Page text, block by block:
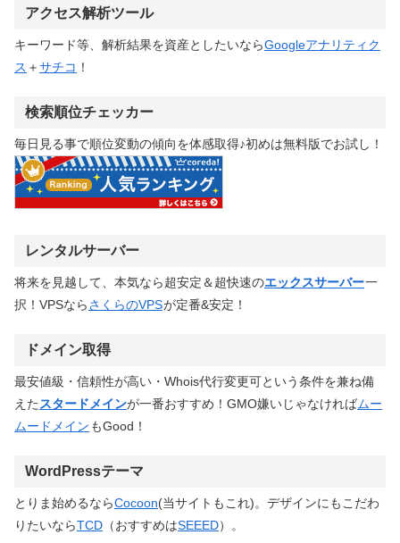
アクセス解析ツール
キーワード等、解析結果を資産としたいならGoogleアナリティク
ス ＋サチコ ！
検索順位チェッカー
毎日見る事で順位変動の傾向を体感取得♪初めは無料版でお試し！
レンタルサーバー
将来を見越して、本気なら超安定＆超快速のエックスサーバー一
択！VPSならさくらのVPSが定番&安定！
ドメイン取得
最安値級・信頼性が高い・Whois代行変更可という条件を兼ね備
えた スタードメインが一番おすすめ！GMO嫌いじゃなければムー
ムードメイン もGood！
WordPressテーマ
とりま始めるならCocoon(当サイトもこれ)。デザインにもこだわ
りたいならTCD （おすすめはSEEED）。